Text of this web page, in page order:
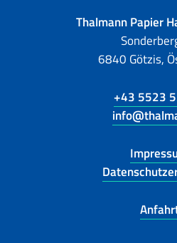
Thalmann Papier
6840 Götzis,
+43 5523